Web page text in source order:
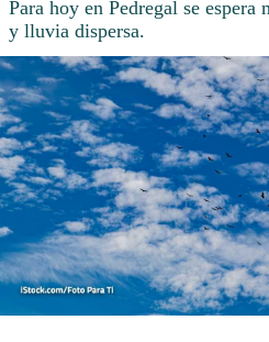
Para hoy en Pedregal se
y lluvia dispersa.